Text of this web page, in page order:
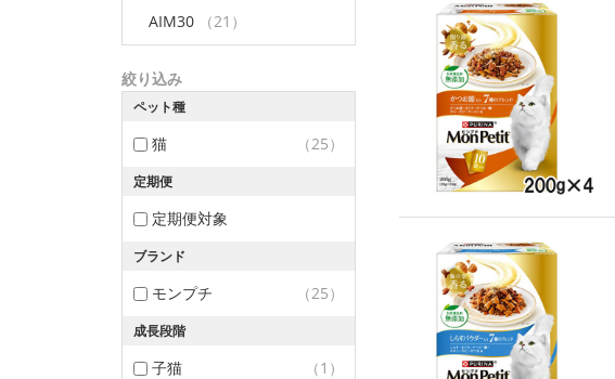
AIM30
（21）
絞り込み
ペット種
猫 （25）
定期便
定期便対象
ブランド
モンプチ （25）
成長段階
子猫 （1）